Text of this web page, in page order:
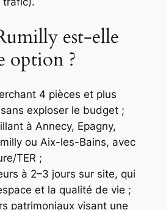
est-elle
option ?
4 pièces et plus
exploser le budget ;
à Annecy, Epagny,
ou Aix-les-Bains, avec
TER ;
à 2–3 jours sur site, qui
et la qualité de vie ;
patrimoniaux visant une